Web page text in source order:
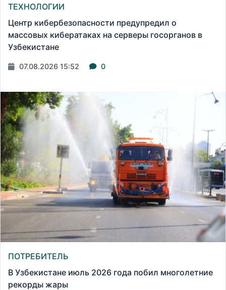
ТЕХНОЛОГИИ
Центр кибербезопасности предупредил о
массовых кибератаках на серверы госорганов в
Узбекистане
07.08.2026 15:52 0
ПОТРЕБИТЕЛЬ
В Узбекистане июль 2026 года побил многолетние
рекорды жары